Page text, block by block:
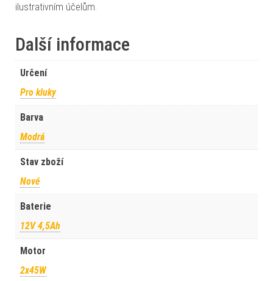
ilustrativním účelům.
Další informace
Určení
Pro kluky
Barva
Modrá
Stav zboží
Nové
Baterie
12V 4,5Ah
Motor
2x45W